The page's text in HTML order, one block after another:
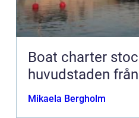
Boat charter
huvudstaden
Mikaela Bergholm